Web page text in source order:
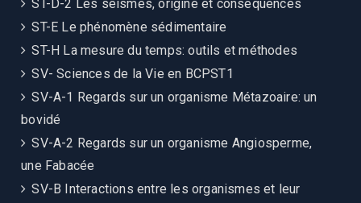
ST-D-2 Les séismes, origine et conséquences
ST-E Le phénomène sédimentaire
ST-H La mesure du temps: outils et méthodes
SV- Sciences de la Vie en BCPST1
SV-A-1 Regards sur un organisme Métazoaire: un
bovidé
SV-A-2 Regards sur un organisme Angiosperme,
une Fabacée
SV-B Interactions entre les organismes et leur